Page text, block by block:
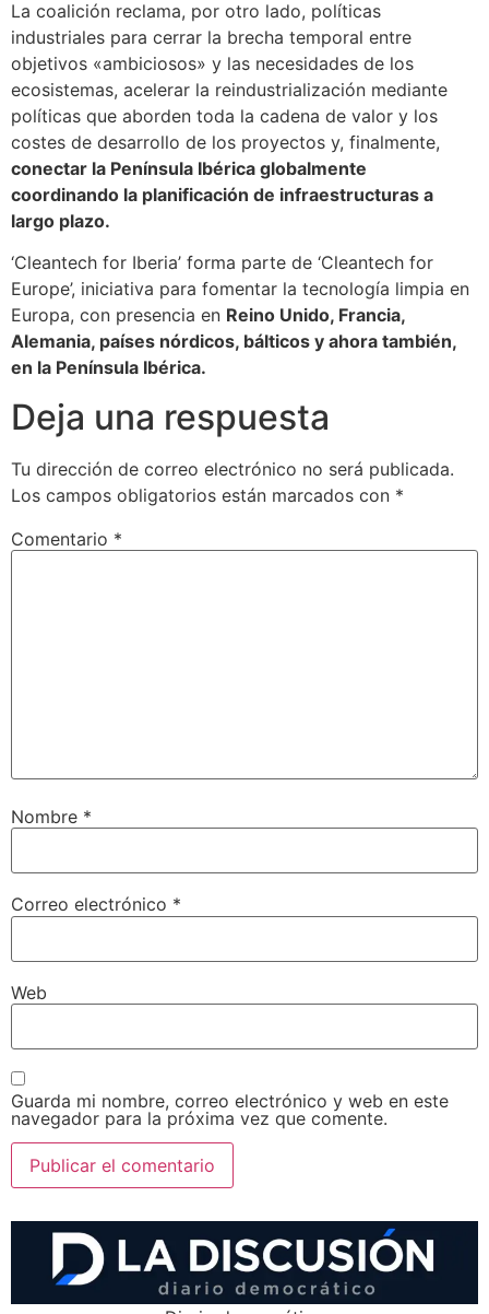
La coalición reclama, por otro lado, políticas
industriales para cerrar la brecha temporal entre
objetivos «ambiciosos» y las necesidades de los
ecosistemas, acelerar la reindustrialización mediante
políticas que aborden toda la cadena de valor y los
costes de desarrollo de los proyectos y, finalmente,
conectar la Península Ibérica globalmente
coordinando la planificación de infraestructuras a
largo plazo.
‘Cleantech for Iberia’ forma parte de ‘Cleantech for
Europe’, iniciativa para fomentar la tecnología limpia en
Europa, con presencia en Reino Unido, Francia,
Alemania, países nórdicos, bálticos y ahora también,
en la Península Ibérica.
Deja una respuesta
Tu dirección de correo electrónico no será publicada.
Los campos obligatorios están marcados con *
Comentario *
Nombre *
Correo electrónico *
Web
Guarda mi nombre, correo electrónico y web en este
navegador para la próxima vez que comente.